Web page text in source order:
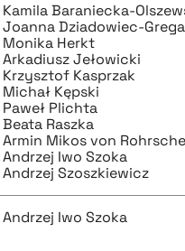
Kamila Baraniecka-
Joanna Dziadowiec-
Monika Herkt
Arkadiusz Jełowicki
Krzysztof Kasprzak
Michał Kępski
Paweł Plichta
Beata Raszka
Armin Mikos von
Andrzej Iwo Szoka
Andrzej Szoszkiewicz
Andrzej Iwo Szoka